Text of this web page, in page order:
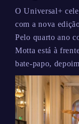
O Universal+
com a nova
Pelo quarto ano
Motta está à
bate-papo,